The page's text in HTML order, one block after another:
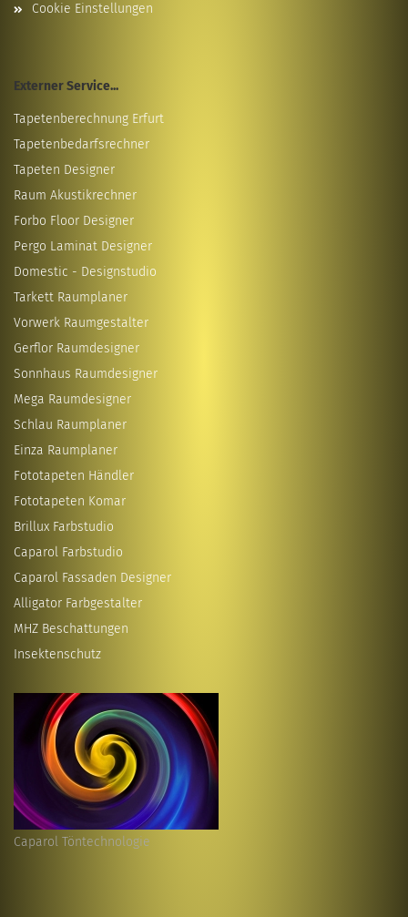
Cookie Einstellungen
Externer Service...
Tapetenberechnung Erfurt
Tapetenbedarfsrechner
Tapeten Designer
Raum Akustikrechner
Forbo Floor Designer
Pergo Laminat Designer
Domestic - Designstudio
Tarkett Raumplaner
Vorwerk Raumgestalter
Gerflor Raumdesigner
Sonnhaus Raumdesigner
Mega Raumdesigner
Schlau Raumplaner
Einza Raumplaner
Fototapeten Händler
Fototapeten Komar
Brillux Farbstudio
Caparol Farbstudio
Caparol Fassaden Designer
Alligator Farbgestalter
MHZ Beschattungen
Insektenschutz
Caparol Töntechnologie